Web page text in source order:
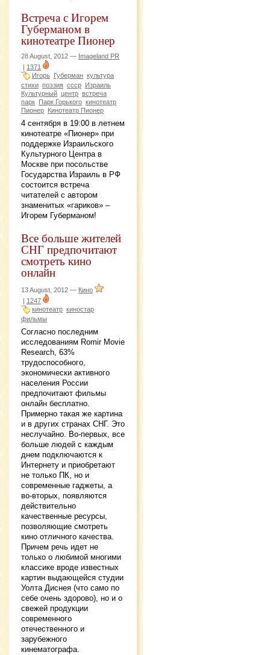
Встреча с Игорем
Губерманом в
кинотеатре Пионер
28 August, 2012 — Imageland PR
| 1371
Игорь Губерман культура
стихи поэзия ссср Израиль
Культурный центр встреча
парк Парк Горького кинотеатр
Пионер Кинотеатр Пионер
4 сентября в 19:00 в летнем
кинотеатре «Пионер» при
поддержке Израильского
Культурного Центра в
Москве при посольстве
Государства Израиль в РФ
состоится встреча
читателей с автором
знаменитых «гариков» –
Игорем Губерманом!
Все больше жителей
СНГ предпочитают
смотреть кино
онлайн
13 August, 2012 — Кино
| 1247
кинотеатр киностар
фильмы
Согласно последним
исследованиям Romir Movie
Research, 63%
трудоспособного,
экономически активного
населения России
предпочитают фильмы
онлайн бесплатно.
Примерно такая же картина
и в других странах СНГ. Это
неслучайно. Во-первых, все
больше людей с каждым
днем подключаются к
Интернету и приобретают
не только ПК, но и
современные гаджеты, а
во-вторых, появляются
действительно
качественные ресурсы,
позволяющие смотреть
кино отличного качества.
Причем речь идет не
только о любимой многими
классике вроде известных
картин выдающейся студии
Уолта Диснея (что само по
себе очень здорово), но и о
свежей продукции
современного
отечественного и
зарубежного
кинематографа.